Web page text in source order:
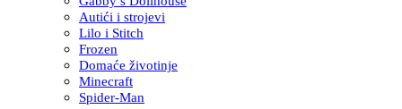
Autići i strojevi
Lilo i Stitch
Frozen
Domaće životinje
Minecraft
Spider-Man